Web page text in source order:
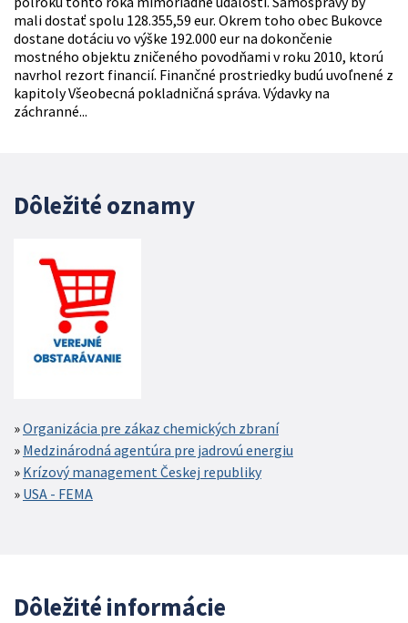
mali dostať spolu 128.355,59 eur. Okrem toho obec Bukovce
dostane dotáciu vo výške 192.000 eur na dokončenie
mostného objektu zničeného povodňami v roku 2010, ktorú
navrhol rezort financií. Finančné prostriedky budú uvoľnené z
kapitoly Všeobecná pokladničná správa. Výdavky na
záchranné...
Dôležité oznamy
Organizácia pre zákaz chemických zbraní
Medzinárodná agentúra pre jadrovú energiu
Krízový management Českej republiky
USA - FEMA
Dôležité informácie